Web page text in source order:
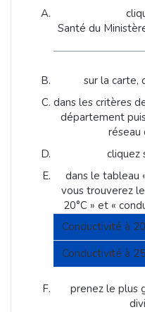
Santé du
sur la carte,
dans les critères
département
réseau
cliquez
dans le tableau
vous trouverez
20°C » et «
Conductivité à
Conductivité à
prenez le plus